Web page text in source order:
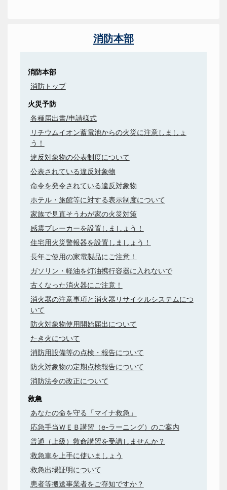
消防本部
消防本部
消防トップ
火災予防
各種届出書/申請様式
リチウムイオン蓄電池からの火災に注意しましょ
う！
違反対象物の公表制度について
公表されている違反対象物
命令を発令されている違反対象物
ホテル・旅館等に対する表示制度について
家族で見直そうわが家の火災対策
感震ブレーカーを設置しましょう！
住宅用火災警報器を設置しましょう！
長年ご使用の家電製品にご注意！
ガソリン・軽油を灯油携行容器に入れないで
古くなった消火器にご注意！
消火器の注意事項と消火器リサイクルシステムにつ
いて
防火対象物使用開始届出について
たき火について
消防用設備等の点検・報告について
防火対象物の定期点検報告について
消防法令の改正について
救急
あなたの命を守る「マイナ救急」
応急手当ＷＥＢ講習（e-ラーニング）のご案内
普通（上級）救命講習を受講しませんか？
救急車を上手に使いましょう
救急出場証明について
患者等搬送事業者をご存知ですか？